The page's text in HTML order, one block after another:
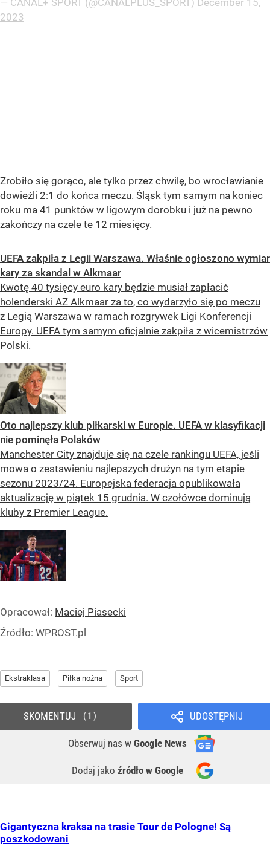
— CANAL+ SPORT (@CANALPLUS_SPORT) December 15,
2023
Zrobiło się gorąco, ale tylko przez chwilę, bo wrocławianie
dowieźli 2:1 do końca meczu. Śląsk tym samym na koniec
roku ma 41 punktów w ligowym dorobku i już na pewno
zakończy na czele te 12 miesięcy.
UEFA zakpiła z Legii Warszawa. Właśnie ogłoszono wymiar
kary za skandal w Alkmaar
Kwotę 40 tysięcy euro kary będzie musiał zapłacić
holenderski AZ Alkmaar za to, co wydarzyło się po meczu
z Legią Warszawa w ramach rozgrywek Ligi Konferencji
Europy. UEFA tym samym oficjalnie zakpiła z wicemistrzów
Polski.
Oto najlepszy klub piłkarski w Europie. UEFA w klasyfikacji
nie pominęła Polaków
Manchester City znajduje się na czele rankingu UEFA, jeśli
mowa o zestawieniu najlepszych drużyn na tym etapie
sezonu 2023/24. Europejska federacja opublikowała
aktualizację w piątek 15 grudnia. W czołówce dominują
kluby z Premier League.
Opracował: Maciej Piasecki
Źródło: WPROST.pl
Ekstraklasa Piłka nożna Sport
UDOSTĘPNIJ
Obserwuj nas w Google News
Dodaj jako źródło w Google
SKOMENTUJ 1
Gigantyczna kraksa na trasie Tour de Pologne! Są
poszkodowani